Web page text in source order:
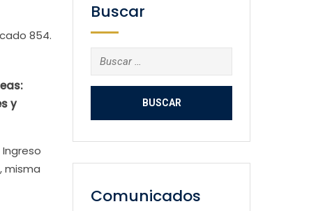
854.
y
misma
Buscar
Buscar:
Comunicados